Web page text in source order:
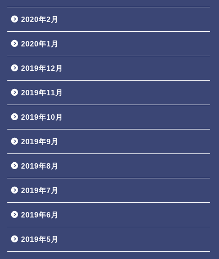
2020年2月
2020年1月
2019年12月
2019年11月
2019年10月
2019年9月
2019年8月
2019年7月
2019年6月
2019年5月